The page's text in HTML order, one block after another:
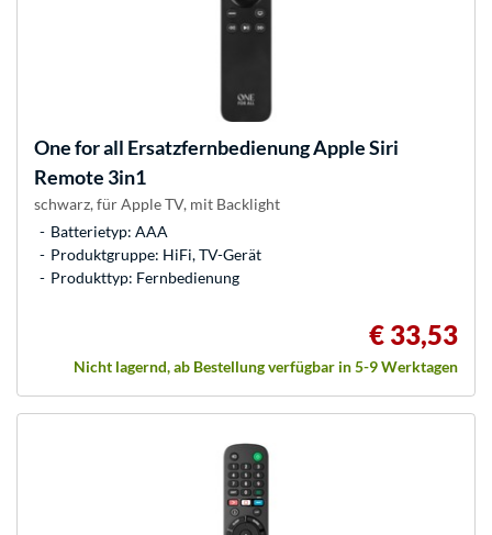
One for all Ersatzfernbedienung Apple Siri
Remote 3in1
schwarz, für Apple TV, mit Backlight
Batterietyp: AAA
Produktgruppe: HiFi, TV-Gerät
Produkttyp: Fernbedienung
€ 33,53
Nicht lagernd, ab Bestellung verfügbar in 5-9 Werktagen